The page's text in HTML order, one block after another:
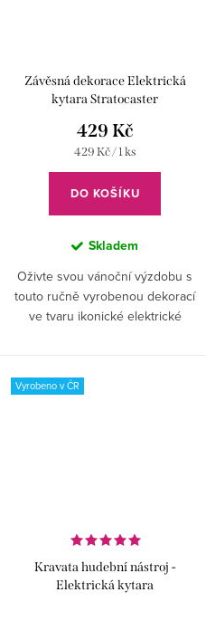
Závěsná dekorace Elektrická
kytara Stratocaster
429 Kč
Měrná
429 Kč / 1 ks
DO KOŠÍKU
Skladem
Oživte svou vánoční výzdobu s
touto ručně vyrobenou dekorací
ve tvaru ikonické elektrické
Vyrobeno v ČR
Kravata hudební nástroj -
Elektrická kytara